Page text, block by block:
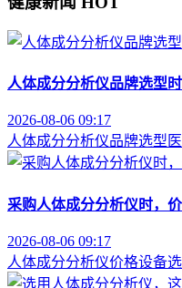
人体成分分析仪品牌选型
2026-08-06 09:17
人体成分分析仪品牌选型
采购人体成分分析仪时，
2026-08-06 09:17
人体成分分析仪价格设备